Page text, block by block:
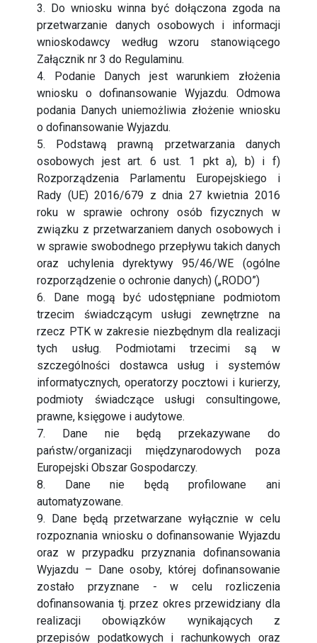
3. Do wniosku winna być dołączona zgoda na
przetwarzanie danych osobowych i informacji
wnioskodawcy według wzoru stanowiącego
Załącznik nr 3 do Regulaminu.
4. Podanie Danych jest warunkiem złożenia
wniosku o dofinansowanie Wyjazdu. Odmowa
podania Danych uniemożliwia złożenie wniosku
o dofinansowanie Wyjazdu.
5. Podstawą prawną przetwarzania danych
osobowych jest art. 6 ust. 1 pkt a), b) i f)
Rozporządzenia Parlamentu Europejskiego i
Rady (UE) 2016/679 z dnia 27 kwietnia 2016
roku w sprawie ochrony osób fizycznych w
związku z przetwarzaniem danych osobowych i
w sprawie swobodnego przepływu takich danych
oraz uchylenia dyrektywy 95/46/WE (ogólne
rozporządzenie o ochronie danych) („RODO”)
6. Dane mogą być udostępniane podmiotom
trzecim świadczącym usługi zewnętrzne na
rzecz PTK w zakresie niezbędnym dla realizacji
tych usług. Podmiotami trzecimi są w
szczególności dostawca usług i systemów
informatycznych, operatorzy pocztowi i kurierzy,
podmioty świadczące usługi consultingowe,
prawne, księgowe i audytowe.
7. Dane nie będą przekazywane do
państw/organizacji międzynarodowych poza
Europejski Obszar Gospodarczy.
8. Dane nie będą profilowane ani
automatyzowane.
9. Dane będą przetwarzane wyłącznie w celu
rozpoznania wniosku o dofinansowanie Wyjazdu
oraz w przypadku przyznania dofinansowania
Wyjazdu – Dane osoby, której dofinansowanie
zostało przyznane - w celu rozliczenia
dofinansowania tj. przez okres przewidziany dla
realizacji obowiązków wynikających z
przepisów podatkowych i rachunkowych oraz